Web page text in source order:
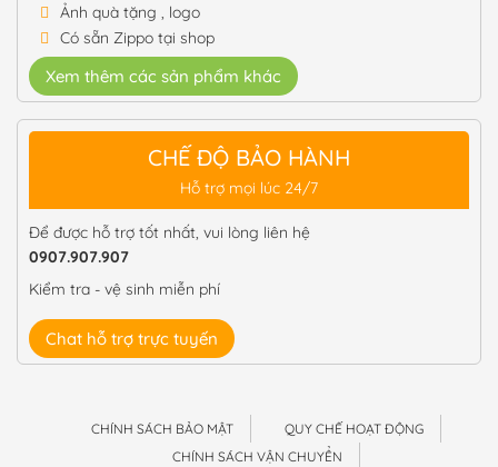
Ảnh quà tặng , logo
Có sẵn Zippo tại shop
Xem thêm các sản phẩm khác
CHẾ ĐỘ BẢO HÀNH
Hỗ trợ mọi lúc 24/7
Để được hỗ trợ tốt nhất, vui lòng liên hệ
0907.907.907
Kiểm tra - vệ sinh miễn phí
Chat hỗ trợ trực tuyến
CHÍNH SÁCH BẢO MẬT
QUY CHẾ HOẠT ĐỘNG
CHÍNH SÁCH VẬN CHUYỂN